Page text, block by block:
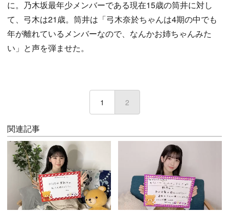
に。乃木坂最年少メンバーである現在15歳の筒井に対し
て、弓木は21歳。筒井は「弓木奈於ちゃんは4期の中でも
年が離れているメンバーなので、なんかお姉ちゃんみた
い」と声を弾ませた。
1 2
関連記事